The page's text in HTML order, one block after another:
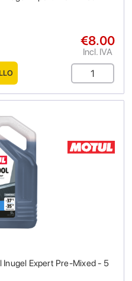
€8.00
Incl. IVA
Expert Pre-Mixed - 5